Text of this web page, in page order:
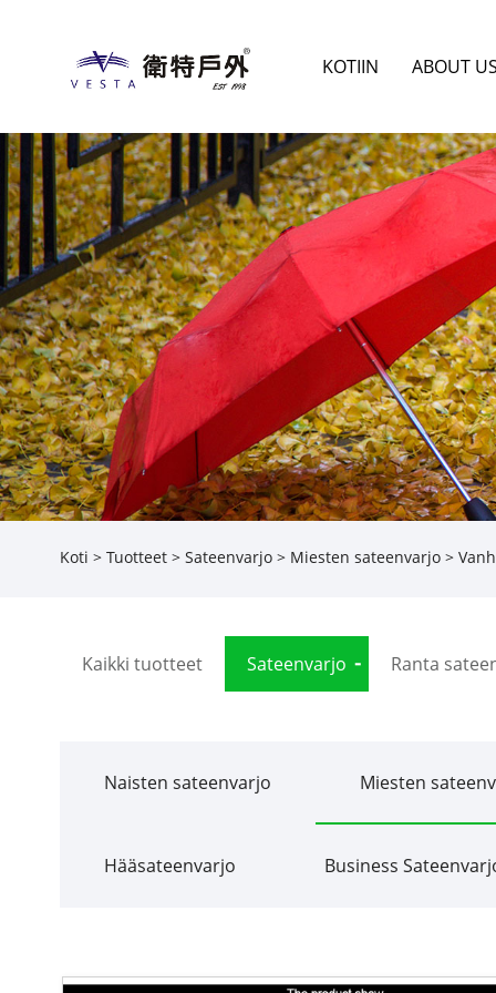
KOTIIN ABOUT
Koti > Tuotteet> Sateenvarjo> Miesten sateenvarjo>
Kaikki tuotteet Sateenvarjo Ranta
Naisten sateenvarjo Miesten
Hääsateenvarjo Business